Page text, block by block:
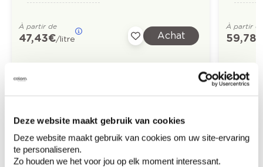
Deze website maakt gebruik van cookies
Deze website maakt gebruik van cookies om uw site-ervaring
te personaliseren.
Zo houden we het voor jou op elk moment interessant.
À partir de
47,43 €/litre Achat
À partir
59,78
Living
Off white Gris